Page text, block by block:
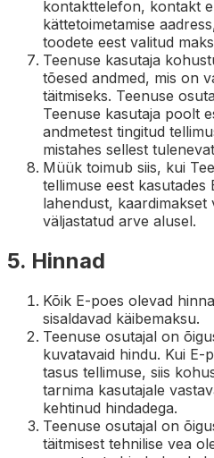
kontakttelefon, kontakt
kättetoimetamise
toodete eest valitud
Teenuse kasutaja
tõesed andmed, mis on
täitmiseks. Teenuse
Teenuse kasutaja poolt
andmetest tingitud
mistahes sellest
Müük toimub siis, kui
tellimuse eest kasutades
lahendust, kaardimakset
väljastatud arve alusel.
5. Hinnad
Kõik E-poes olevad
sisaldavad käibemaksu.
Teenuse osutajal on
kuvatavaid hindu. Kui E-
tasus tellimuse, siis
tarnima kasutajale
kehtinud hindadega.
Teenuse osutajal on
täitmisest tehnilise vea